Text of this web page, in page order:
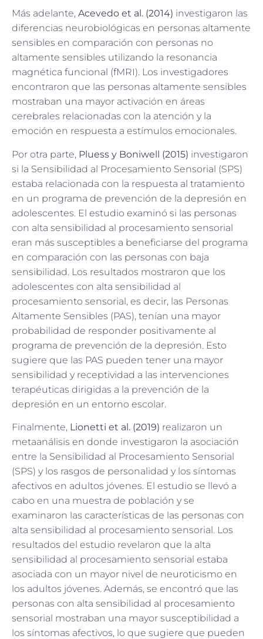
Más adelante, Acevedo et al. (2014) investigaron las
diferencias neurobiológicas en personas altamente
sensibles en comparación con personas no
altamente sensibles utilizando la resonancia
magnética funcional (fMRI). Los investigadores
encontraron que las personas altamente sensibles
mostraban una mayor activación en áreas
cerebrales relacionadas con la atención y la
emoción en respuesta a estímulos emocionales.
Por otra parte, Pluess y Boniwell (2015) investigaron
si la Sensibilidad al Procesamiento Sensorial (SPS)
estaba relacionada con la respuesta al tratamiento
en un programa de prevención de la depresión en
adolescentes. El estudio examinó si las personas
con alta sensibilidad al procesamiento sensorial
eran más susceptibles a beneficiarse del programa
en comparación con las personas con baja
sensibilidad. Los resultados mostraron que los
adolescentes con alta sensibilidad al
procesamiento sensorial, es decir, las Personas
Altamente Sensibles (PAS), tenían una mayor
probabilidad de responder positivamente al
programa de prevención de la depresión. Esto
sugiere que las PAS pueden tener una mayor
sensibilidad y receptividad a las intervenciones
terapéuticas dirigidas a la prevención de la
depresión en un entorno escolar.
Finalmente, Lionetti et al. (2019) realizaron un
metaanálisis en donde investigaron la asociación
entre la Sensibilidad al Procesamiento Sensorial
(SPS) y los rasgos de personalidad y los síntomas
afectivos en adultos jóvenes. El estudio se llevó a
cabo en una muestra de población y se
examinaron las características de las personas con
alta sensibilidad al procesamiento sensorial. Los
resultados del estudio revelaron que la alta
sensibilidad al procesamiento sensorial estaba
asociada con un mayor nivel de neuroticismo en
los adultos jóvenes. Además, se encontró que las
personas con alta sensibilidad al procesamiento
sensorial mostraban una mayor susceptibilidad a
los síntomas afectivos, lo que sugiere que pueden